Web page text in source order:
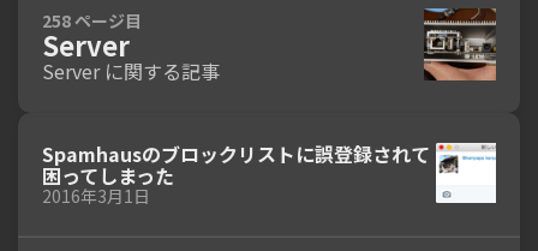
258 ページ目
Server
Server に関する記事
Spamhausのブロックリストに誤登録されて
困ってしまった
2016年3月1日